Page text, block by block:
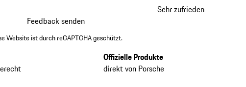
Sehr zufrieden
Feedback senden
Website ist durch reCAPTCHA geschützt.
Offizielle Produkte
direkt von Porsche